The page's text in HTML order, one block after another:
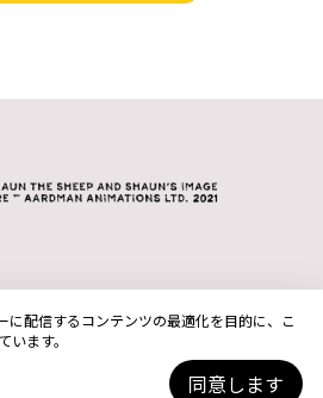
に配信するコンテンツの最適化を目的に、こ
います。
同意します